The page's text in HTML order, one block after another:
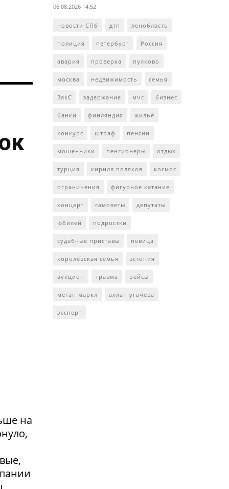
на
06.08.2026 14:52
новости СПб дтп ленобласть
полиция петербург Россия
авария проверка пулково
москва недвижимость семья
ЗакС задержание мчс бизнес
банки финляндия жильё
конкурс штраф пенсии
мошенники пенсионеры отдых
турция кирилл поляков космос
ограничения фигурное катание
концерт самолеты депутаты
юбилей подростки
судебные приставы певица
королевская семья эстония
аукцион травма рейсы
меган маркл алла пугачева
эксперт